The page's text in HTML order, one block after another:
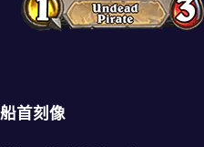
船首刻像